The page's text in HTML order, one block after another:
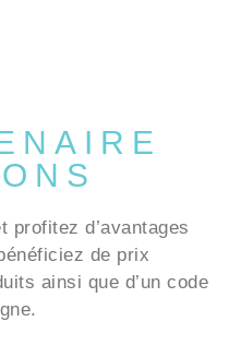
profitez d’avantages
de prix
ainsi que d’un code